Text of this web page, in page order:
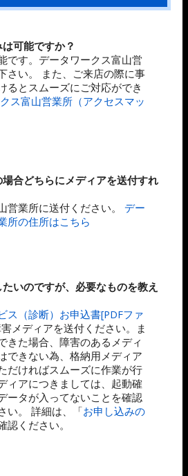
可能ですか？
です。データワークス富山営
さい。 また、ご来店の際に事
るとスムーズにご対応ができ
ス富山営業所（アクセスマッ
合どちらにメディアを送付すれ
営業所に送付ください。 デー
所の住所はこちら
いのですが、必要なものを教え
ス（診断）お申込書[PDFファ
害メディアを送付ください。ま
きた場合、障害のあるメディ
できない為、格納用メディア
だければスムーズに作業が行
ィアにつきましては、起動確
ータが入ってないことを確認
い。 詳細は、「お申し込みの
認ください。